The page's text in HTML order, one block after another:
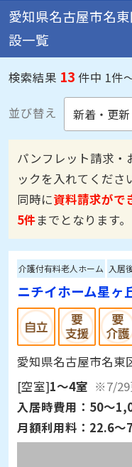
愛知県名古屋市名
設一覧
検索結果 13 件中 1件
並び替え
パンフレット請求・
ックを入れてくださ
同時に資料請求がで
5件までとなります。
介護付有料老人ホーム 入居
ニチイホーム星ヶ
愛知県名古屋市名東
[空室]1～4室 ※7/29
入居時費用： 50～
月額利用料： 22.6～